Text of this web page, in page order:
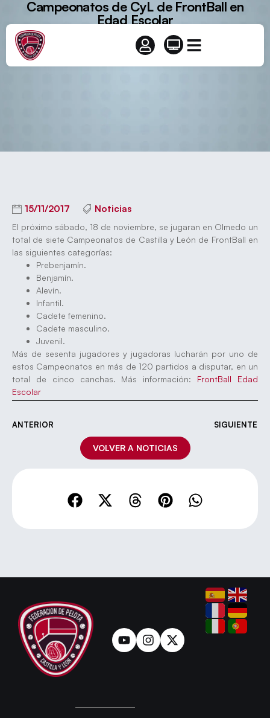
Campeonatos de CyL de FrontBall en
Edad Escolar
15/11/2017 Noticias
El próximo sábado, 18 de noviembre, se jugaran en Olmedo un
total de siete Campeonatos de Castilla y León de FrontBall en
las siguientes categorías:
Prebenjamín.
Benjamín.
Alevín.
Infantil.
Cadete femenino.
Cadete masculino.
Juvenil.
Más de sesenta jugadores y jugadoras lucharán por uno de
estos Campeonatos en más de 120 partidos a disputar, en un
total de cinco canchas. Más información: FrontBall Edad
Escolar
ANTERIOR SIGUIENTE
VOLVER A NOTICIAS